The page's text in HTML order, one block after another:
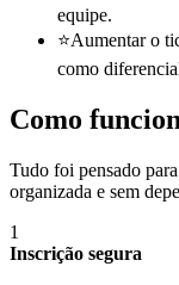
equipe.
⭐Aumentar o
como
Como
Tudo foi pensado
organizada e sem
1
Inscrição segura